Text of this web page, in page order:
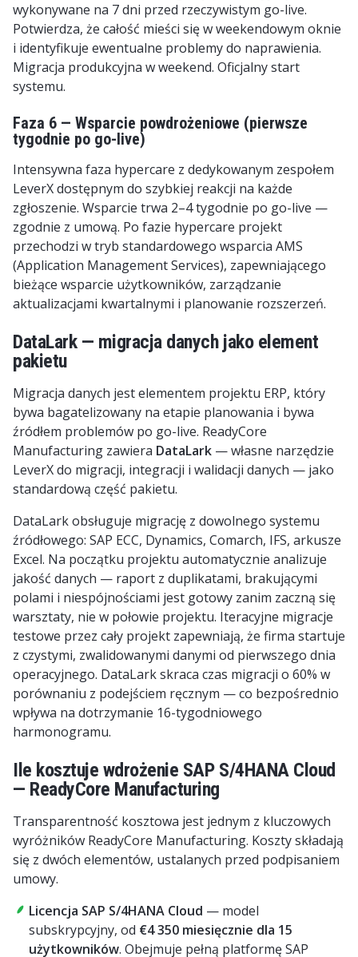
wykonywane na 7 dni przed rzeczywistym go-live.
Potwierdza, że całość mieści się w weekendowym oknie
i identyfikuje ewentualne problemy do naprawienia.
Migracja produkcyjna w weekend. Oficjalny start
systemu.
Faza 6 — Wsparcie powdrożeniowe (pierwsze
tygodnie po go-live)
Intensywna faza hypercare z dedykowanym zespołem
LeverX dostępnym do szybkiej reakcji na każde
zgłoszenie. Wsparcie trwa 2–4 tygodnie po go-live —
zgodnie z umową. Po fazie hypercare projekt
przechodzi w tryb standardowego wsparcia AMS
(Application Management Services), zapewniającego
bieżące wsparcie użytkowników, zarządzanie
aktualizacjami kwartalnymi i planowanie rozszerzeń.
DataLark — migracja danych jako element
pakietu
Migracja danych jest elementem projektu ERP, który
bywa bagatelizowany na etapie planowania i bywa
źródłem problemów po go-live. ReadyCore
Manufacturing zawiera DataLark — własne narzędzie
LeverX do migracji, integracji i walidacji danych — jako
standardową część pakietu.
DataLark obsługuje migrację z dowolnego systemu
źródłowego: SAP ECC, Dynamics, Comarch, IFS, arkusze
Excel. Na początku projektu automatycznie analizuje
jakość danych — raport z duplikatami, brakującymi
polami i niespójnościami jest gotowy zanim zaczną się
warsztaty, nie w połowie projektu. Iteracyjne migracje
testowe przez cały projekt zapewniają, że firma startuje
z czystymi, zwalidowanymi danymi od pierwszego dnia
operacyjnego. DataLark skraca czas migracji o 60% w
porównaniu z podejściem ręcznym — co bezpośrednio
wpływa na dotrzymanie 16-tygodniowego
harmonogramu.
Ile kosztuje wdrożenie SAP S/4HANA Cloud
— ReadyCore Manufacturing
Transparentność kosztowa jest jednym z kluczowych
wyróżników ReadyCore Manufacturing. Koszty składają
się z dwóch elementów, ustalanych przed podpisaniem
umowy.
Licencja SAP S/4HANA Cloud — model
subskrypcyjny, od €4 350 miesięcznie dla 15
użytkowników. Obejmuje pełną platformę SAP